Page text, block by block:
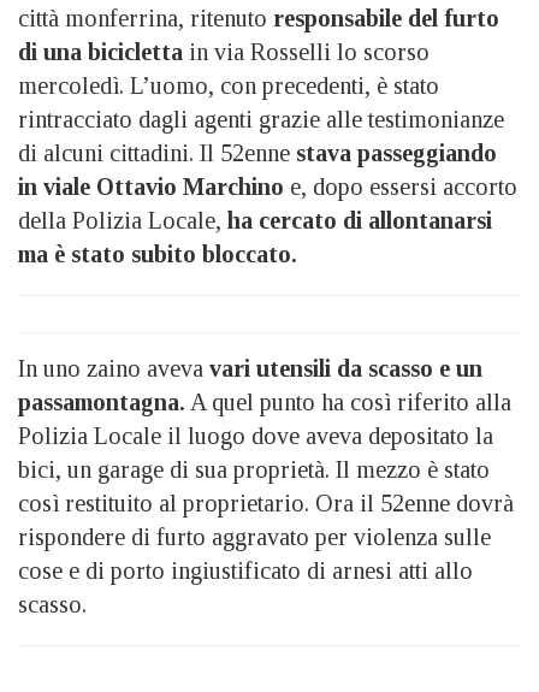
città monferrina, ritenuto responsabile del furto
di una bicicletta in via Rosselli lo scorso
mercoledì. L’uomo, con precedenti, è stato
rintracciato dagli agenti grazie alle testimonianze
di alcuni cittadini. Il 52enne stava passeggiando
in viale Ottavio Marchino e, dopo essersi accorto
della Polizia Locale, ha cercato di allontanarsi
ma è stato subito bloccato.
In uno zaino aveva vari utensili da scasso e un
passamontagna. A quel punto ha così riferito alla
Polizia Locale il luogo dove aveva depositato la
bici, un garage di sua proprietà. Il mezzo è stato
così restituito al proprietario. Ora il 52enne dovrà
rispondere di furto aggravato per violenza sulle
cose e di porto ingiustificato di arnesi atti allo
scasso.